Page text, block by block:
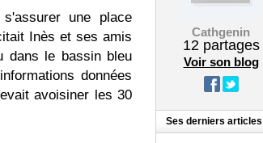
une place
Inès et ses amis
dans le bassin bleu
données
avoisiner les 30
Cathgenin
12partages
Voir son blog
Ses derniers articles